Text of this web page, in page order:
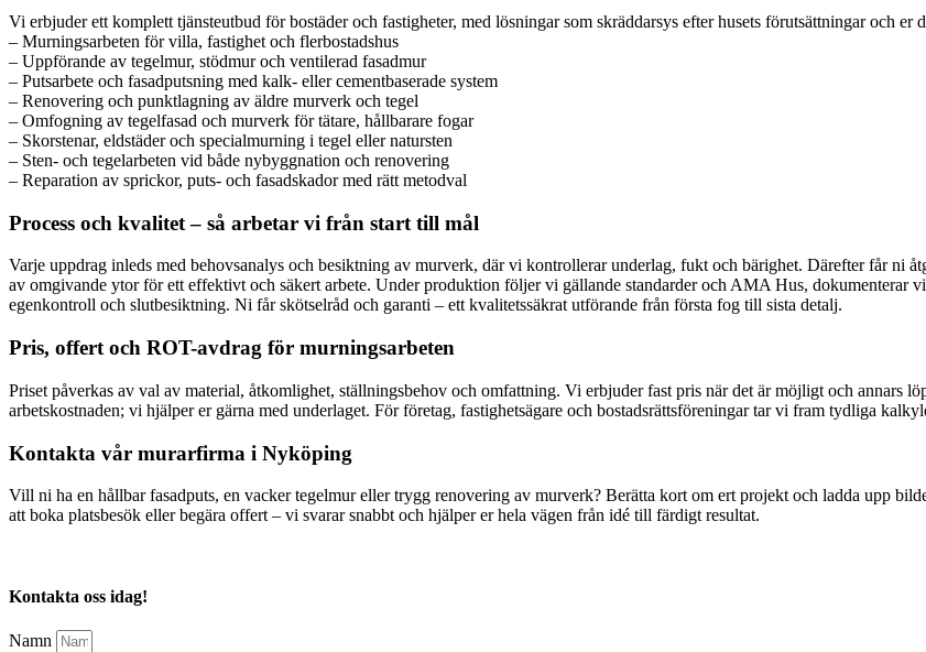
Vi erbjuder ett komplett tjänsteutbud för bostäder och fastigheter, med lösningar som skräddarsys efter husets förutsättningar och er
– Murningsarbeten för villa, fastighet och flerbostadshus
– Uppförande av tegelmur, stödmur och ventilerad fasadmur
– Putsarbete och fasadputsning med kalk- eller cementbaserade system
– Renovering och punktlagning av äldre murverk och tegel
– Omfogning av tegelfasad och murverk för tätare, hållbarare fogar
– Skorstenar, eldstäder och specialmurning i tegel eller natursten
– Sten- och tegelarbeten vid både nybyggnation och renovering
– Reparation av sprickor, puts- och fasadskador med rätt metodval
Process och kvalitet – så arbetar vi från start till mål
Varje uppdrag inleds med behovsanalys och besiktning av murverk, där vi kontrollerar underlag, fukt och bärighet. Därefter får ni
av omgivande ytor för ett effektivt och säkert arbete. Under produktion följer vi gällande standarder och AMA Hus, dokumenterar
egenkontroll och slutbesiktning. Ni får skötselråd och garanti – ett kvalitetssäkrat utförande från första fog till sista detalj.
Pris, offert och ROT-avdrag för murningsarbeten
Priset påverkas av val av material, åtkomlighet, ställningsbehov och omfattning. Vi erbjuder fast pris när det är möjligt och annars
arbetskostnaden; vi hjälper er gärna med underlaget. För företag, fastighetsägare och bostadsrättsföreningar tar vi fram tydliga
Kontakta vår murarfirma i Nyköping
Vill ni ha en hållbar fasadputs, en vacker tegelmur eller trygg renovering av murverk? Berätta kort om ert projekt och ladda upp
att boka platsbesök eller begära offert – vi svarar snabbt och hjälper er hela vägen från idé till färdigt resultat.
Kontakta oss idag!
Namn